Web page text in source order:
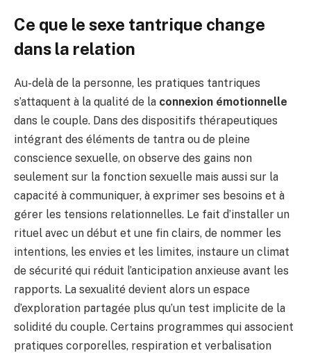
Ce que le sexe tantrique change
dans la relation
Au-delà de la personne, les pratiques tantriques
s’attaquent à la qualité de la connexion émotionnelle
dans le couple. Dans des dispositifs thérapeutiques
intégrant des éléments de tantra ou de pleine
conscience sexuelle, on observe des gains non
seulement sur la fonction sexuelle mais aussi sur la
capacité à communiquer, à exprimer ses besoins et à
gérer les tensions relationnelles. Le fait d’installer un
rituel avec un début et une fin clairs, de nommer les
intentions, les envies et les limites, instaure un climat
de sécurité qui réduit l’anticipation anxieuse avant les
rapports. La sexualité devient alors un espace
d’exploration partagée plus qu’un test implicite de la
solidité du couple. Certains programmes qui associent
pratiques corporelles, respiration et verbalisation